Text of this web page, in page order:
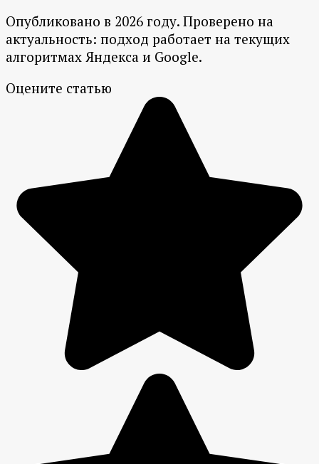
Опубликовано в 2026 году. Проверено на
актуальность: подход работает на текущих
алгоритмах Яндекса и Google.
Оцените статью